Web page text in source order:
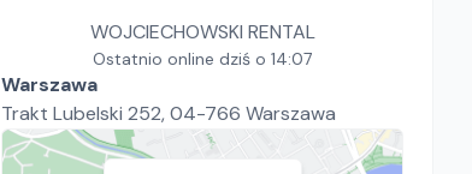
WOJCIECHOWSKI RENTAL
Ostatnio online dziś o 14:07
Warszawa
Trakt Lubelski 252, 04-766 Warszawa